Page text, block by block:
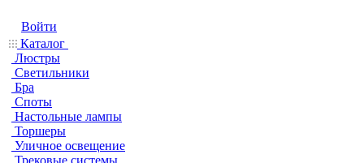
Войти
Каталог
Люстры
Светильники
Бра
Споты
Настольные лампы
Торшеры
Уличное освещение
Трековые системы